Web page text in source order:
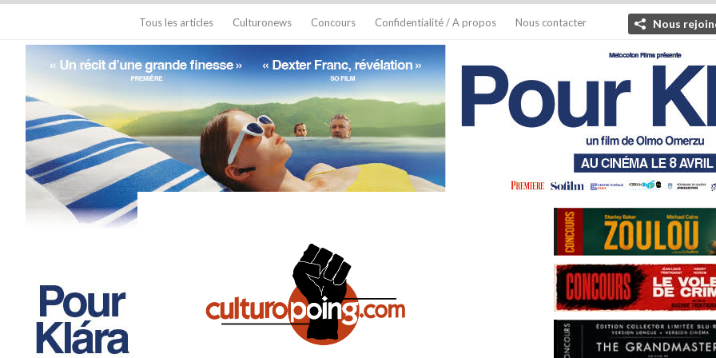
Tous les articles Culturonews Concours Confidentialité / A propos Nous contacter Nous